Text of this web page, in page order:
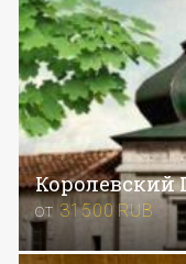
Ко­ро­лев­ский
от 31500 RUB